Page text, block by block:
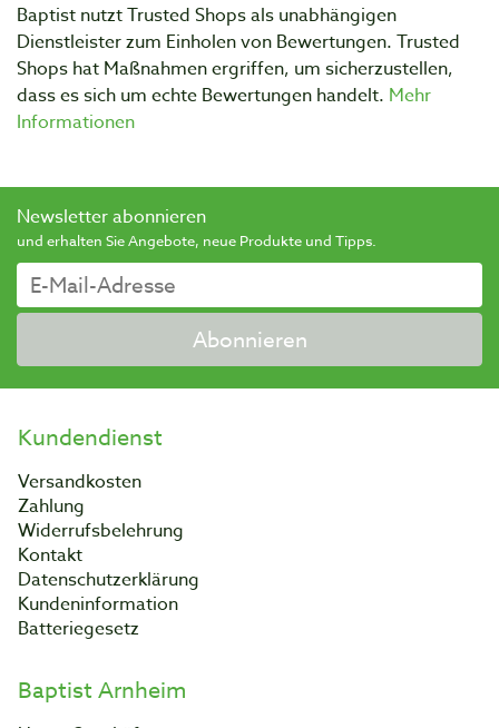
Baptist nutzt Trusted Shops als unabhängigen
Dienstleister zum Einholen von Bewertungen. Trusted
Shops hat Maßnahmen ergriffen, um sicherzustellen,
dass es sich um echte Bewertungen handelt. Mehr
Informationen
Newsletter abonnieren
und erhalten Sie Angebote, neue Produkte und Tipps.
Abonnieren
Kundendienst
Versandkosten
Zahlung
Widerrufsbelehrung
Kontakt
Datenschutzerklärung
Kundeninformation
Batteriegesetz
Baptist Arnheim